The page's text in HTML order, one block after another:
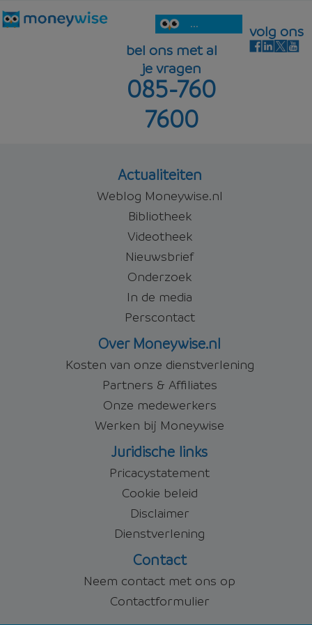
...
bel ons met al
je vragen
085-760
7600
volg ons
Actualiteiten
Weblog Moneywise.nl
Bibliotheek
Videotheek
Nieuwsbrief
Onderzoek
In de media
Perscontact
Over Moneywise.nl
Kosten van onze dienstverlening
Partners & Affiliates
Onze medewerkers
Werken bij Moneywise
Juridische links
Pricacystatement
Cookie beleid
Disclaimer
Dienstverlening
Contact
Neem contact met ons op
Contactformulier